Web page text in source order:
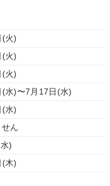
(火)
(火)
(火)
水)〜7月17日(水)
(水)
ん
)
(木)